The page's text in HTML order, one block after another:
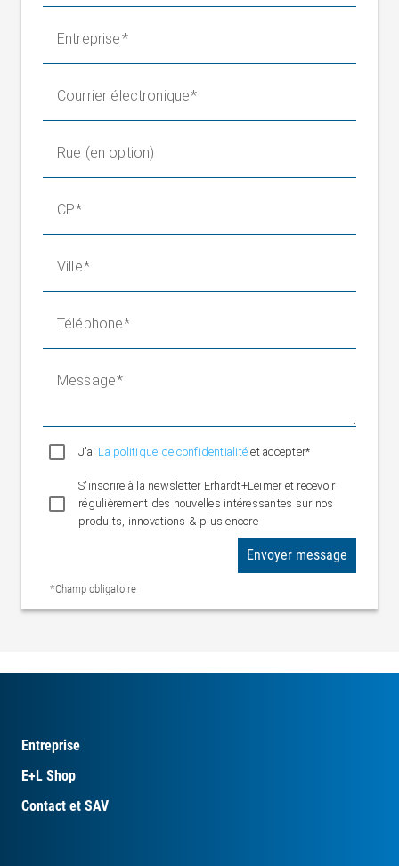
Entreprise
Courrier électronique
Rue (en option)
CP
Ville
Téléphone
Message
J’ai La politique de confidentialitéet accepter*
S'inscrire à la newsletter Erhardt+Leimer et recevoir
régulièrement des nouvelles intéressantes sur nos
produits, innovations & plus encore
*Champ obligatoire
Envoyer message
Entreprise
E+L Shop
Contact et SAV